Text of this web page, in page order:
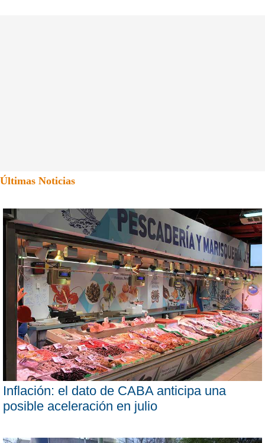
Últimas Noticias
Inflación: el dato de CABA anticipa una
posible aceleración en julio